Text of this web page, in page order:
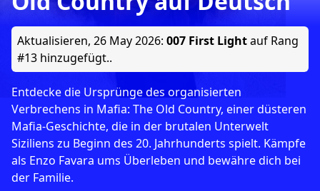
Aktualisieren, 26 May 2026: 007 First Lightauf Rang
#13 hinzugefügt..
Entdecke die Ursprünge des organisierten
Verbrechens in Mafia: The Old Country, einer düsteren
Mafia-Geschichte, die in der brutalen Unterwelt
Siziliens zu Beginn des 20. Jahrhunderts spielt. Kämpfe
als Enzo Favara ums Überleben und bewähre dich bei
der Familie.